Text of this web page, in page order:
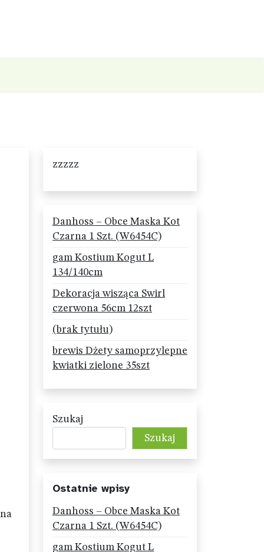
zzzzz
Danhoss – Obce Maska Kot
Czarna 1 Szt. (W6454C)
gam Kostium Kogut L
134/140cm
Dekoracja wisząca Swirl
czerwona 56cm 12szt
(brak tytułu)
brewis Dżety samoprzylepne
kwiatki zielone 35szt
Szukaj
Szukaj
Ostatnie wpisy
Danhoss – Obce Maska Kot
Czarna 1 Szt. (W6454C)
gam Kostium Kogut L